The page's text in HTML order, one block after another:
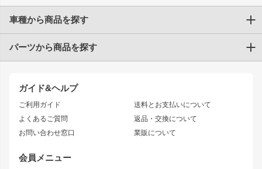
ガイド&ヘルプ
ご利用ガイド
よくあるご質問
お問い合わせ窓口
送料とお支払いについて
返品・交換について
業販について
会員メニュー
車種から商品を探す
トヨタ
JZX90 CHASER
JZX110 MARK II
JZX100 MARK II
JZX90 MARK II
トレノ
アリスト
ソアラ
アルテッツァ
パーツから商品を探す
エアロシリーズ
ドリフトライン
風神
雷神
レーシングライン
アタックライン
ストリームライン